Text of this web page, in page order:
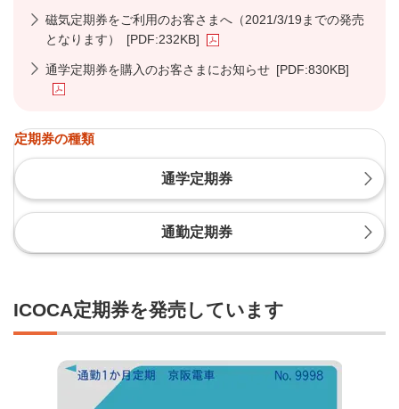
磁気定期券をご利用のお客さまへ（2021/3/19までの発売
となります）
[PDF:232KB]
通学定期券を購入のお客さまにお知らせ [PDF:830KB]
定期券の種類
通学定期券
通勤定期券
ICOCA定期券を発売しています